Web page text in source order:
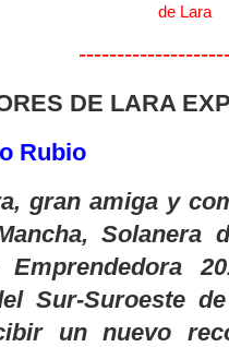
de Lara
DE LARA
Rubio
gran amiga y
Solanera
Emprendedora
Sur-Suroeste
un nuevo